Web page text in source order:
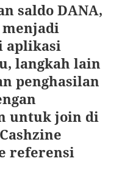
saldo DANA,
menjadi
aplikasi
langkah lain
penghasilan
untuk join di
referensi